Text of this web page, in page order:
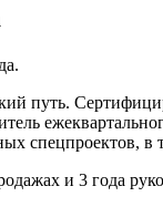
путь.
спецпроектов, в
и 3 года